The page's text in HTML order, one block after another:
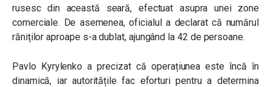
rusesc din această seară, efectuat asupra unei zone
comerciale. De asemenea, oficialul a declarat că numărul
răniților aproape s-a dublat, ajungând la 42 de persoane.
Pavlo Kyrylenko a precizat că operațiunea este încă în
dinamică, iar autoritățile fac eforturi pentru a determina